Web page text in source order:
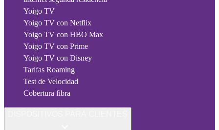
Yoigo TV
Yoigo TV con Netflix
Yoigo TV con HBO Max
Yoigo TV con Prime
Yoigo TV con Disney
Tarifas Roaming
Test de Velocidad
Cobertura fibra